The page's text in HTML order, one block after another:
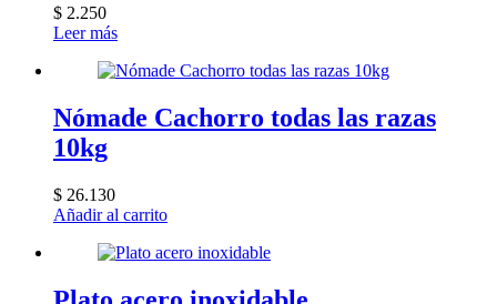
la
de
$ 2.250
Leer más
Nómade Cachorro todas las razas
10kg
$ 26.130
Añadir al carrito